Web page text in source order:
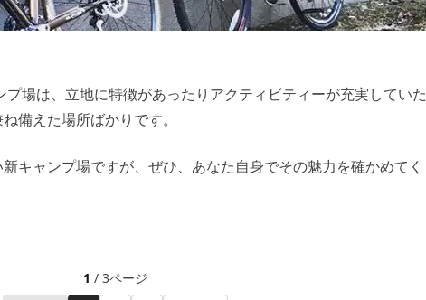
プ場は、立地に特徴があったりアクティビティーが充実していた
備えた場所ばかりです。
キャンプ場ですが、ぜひ、あなた自身でその魅力を確かめてく
1 / 3ページ